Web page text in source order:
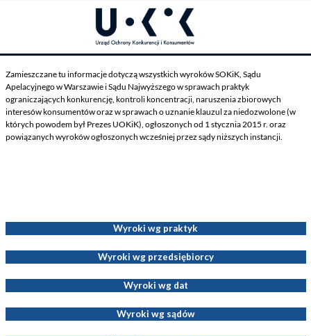
Zamieszczane tu informacje dotyczą wszystkich wyroków SOKiK, Sądu
Apelacyjnego w Warszawie i Sądu Najwyższego w sprawach praktyk
ograniczających konkurencję, kontroli koncentracji, naruszenia zbiorowych
interesów konsumentów oraz w sprawach o uznanie klauzul za niedozwolone (w
których powodem był Prezes UOKiK), ogłoszonych od 1 stycznia 2015 r. oraz
powiązanych wyroków ogłoszonych wcześniej przez sądy niższych instancji.
Wyroki wg praktyk
Wyroki wg przedsiębiorcy
Wyroki wg dat
Wyroki wg sądów